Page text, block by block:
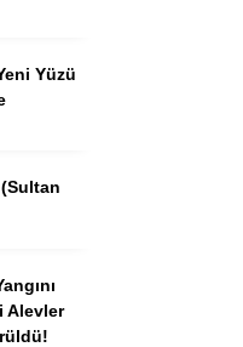
Yüzü
Alevler